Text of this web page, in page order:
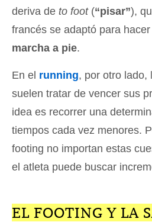
deriva de to foot(“pisar”),
francés se adaptó para
marcha a pie.
En el running, por otro lado,
suelen tratar de vencer sus
idea es recorrer una
tiempos cada vez menores.
footing no importan estas
el atleta puede buscar
EL FOOTING Y LA